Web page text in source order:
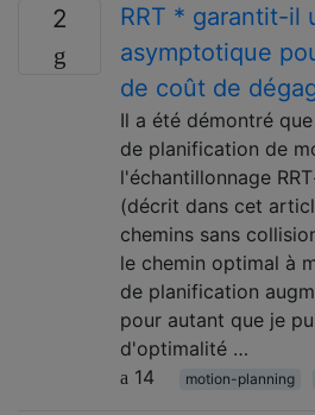
2
RRT * garantit-il
asymptotique
de coût de
Il a été démontré
de planification de
l'échantillonnage
(décrit dans cet
chemins sans
le chemin optimal à
de planification
pour autant que je
d'optimalité …
14
motion-planning